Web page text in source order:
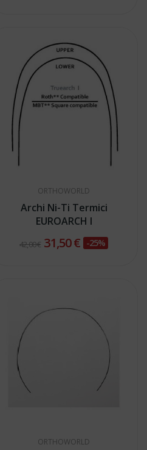
ORTHOWORLD
Archi Ni-Ti Termici
EUROARCH I
42,00 € 31,50 € -25%
ORTHOWORLD